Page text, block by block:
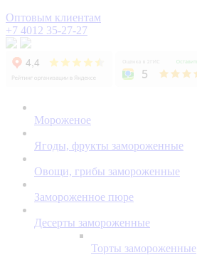
Оптовым клиентам
+7 4012 35-27-27
Мороженое
Ягоды, фрукты замороженные
Овощи, грибы замороженные
Замороженное пюре
Десерты замороженные
Торты замороженные